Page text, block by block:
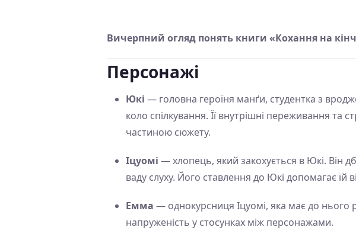
Вичерпний огляд понять книги «Кохання на
Персонажі
Юкі — головна героїня манґи, студентка з
коло спілкування. Її внутрішні переживання та
частиною сюжету.
Іцуомі — хлопець, який закохується в Юкі. Він
ваду слуху. Його ставлення до Юкі допомагає їй
Емма — однокурсниця Іцуомі, яка має до нього
напруженість у стосунках між персонажами.